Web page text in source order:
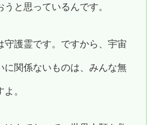
と思っているんです。
守護霊です。ですから、宇宙
に関係ないものは、みんな無
。